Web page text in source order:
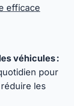
efficace
véhicules :
pour
les